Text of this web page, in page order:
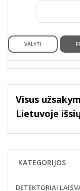
VALYTI
Visus
Lietuvoje
KATEGORIJOS
DETEKTORIAI